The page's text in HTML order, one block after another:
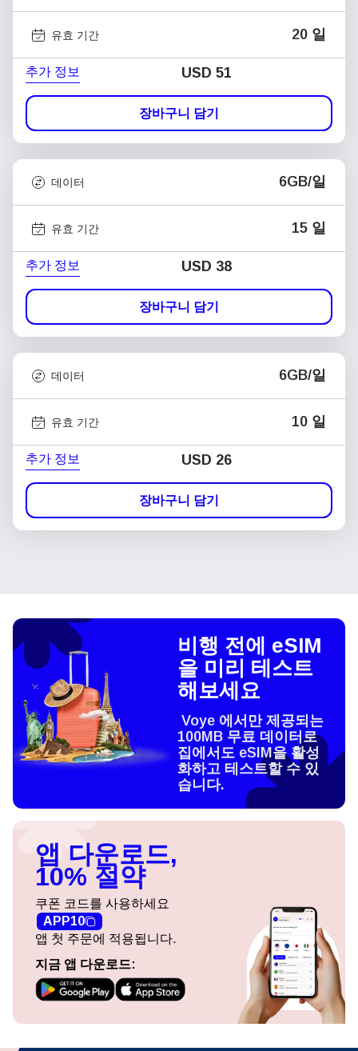
유효 기간 20 일
추가 정보 USD 51
장바구니 담기
데이터 6GB/일
유효 기간 15 일
추가 정보 USD 38
장바구니 담기
데이터 6GB/일
유효 기간 10 일
추가 정보 USD 26
장바구니 담기
비행 전에 eSIM
을 미리 테스트
해보세요
Voye 에서만 제공되는
100MB 무료 데이터로
집에서도 eSIM을 활성
화하고 테스트할 수 있
습니다.
앱 다운로드,
10% 절약
쿠폰 코드를 사용하세요
APP10
앱 첫 주문에 적용됩니다.
지금 앱 다운로드: